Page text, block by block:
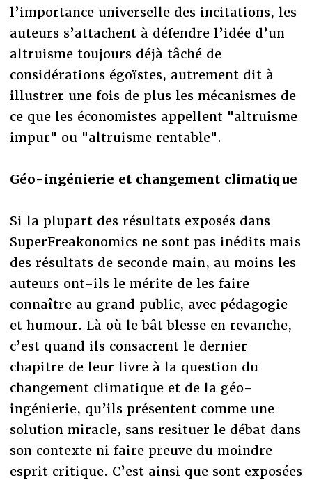
l’importance universelle des incitations, les
auteurs s’attachent à défendre l’idée d’un
altruisme toujours déjà tâché de
considérations égoïstes, autrement dit à
illustrer une fois de plus les mécanismes de
ce que les économistes appellent "altruisme
impur" ou "altruisme rentable".
Géo-ingénierie et changement climatique
Si la plupart des résultats exposés dans
SuperFreakonomics ne sont pas inédits mais
des résultats de seconde main, au moins les
auteurs ont-ils le mérite de les faire
connaître au grand public, avec pédagogie
et humour. Là où le bât blesse en revanche,
c’est quand ils consacrent le dernier
chapitre de leur livre à la question du
changement climatique et de la géo-
ingénierie, qu’ils présentent comme une
solution miracle, sans resituer le débat dans
son contexte ni faire preuve du moindre
esprit critique. C’est ainsi que sont exposées